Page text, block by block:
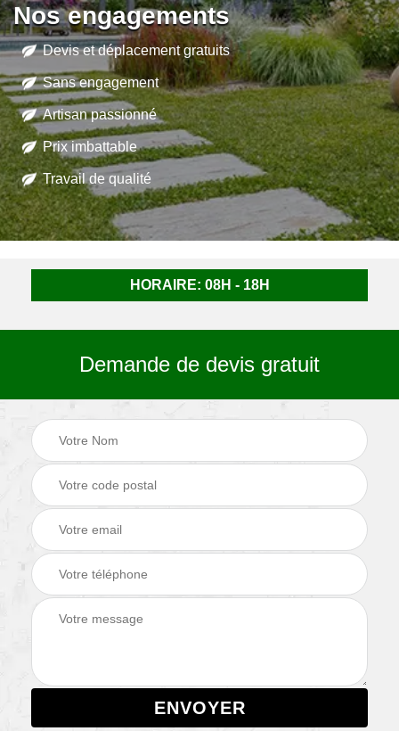
Nos engagements
Devis et déplacement gratuits
Sans engagement
Artisan passionné
Prix imbattable
Travail de qualité
HORAIRE: 08H - 18H
Demande de devis gratuit